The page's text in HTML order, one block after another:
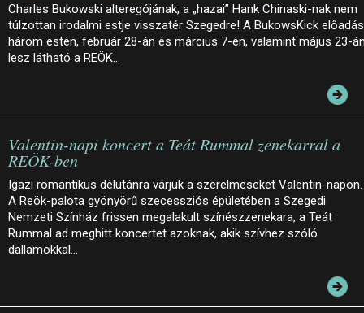
Charles Bukowski alteregójának, a „hazai” Hank Chinaski-nak nem
túlzottan irodalmi estje visszatér Szegedre! A BukowsKick
három estén, február 28-án és március 7-én, valamint május 23-
lesz látható a REÖK…
Valentin-napi koncert a Teát Rummal zenekarral a
REÖK-ben
Igazi romantikus délutánra várjuk a szerelmeseket Valentin-napon.
A Reök-palota gyönyörű szecessziós épületében a Szegedi
Nemzeti Színház frissen megalakult színészzenekara, a Teát
Rummal ad meghitt koncertet azoknak, akik szívhez szóló
dallamokkal…